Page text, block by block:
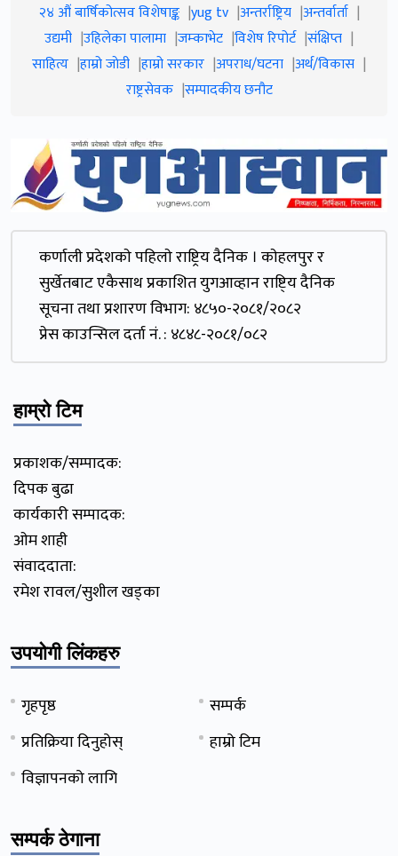
२४ औं बार्षिकोत्सव विशेषाङ्क yug tv अन्तर्राष्ट्रिय अन्तर्वार्ता
उद्यमी उहिलेका पालामा जम्काभेट विशेष रिपोर्ट संक्षिप्त
साहित्य हाम्रो जाेडी हाम्रो सरकार अपराध/घटना अर्थ/विकास
राष्ट्रसेवक सम्पादकीय छनौट
कर्णाली प्रदेशकाे पहिलाे राष्ट्रिय दैनिक । काेहलपुर र
सुर्खेतबाट एकैसाथ प्रकाशित युगआव्हान राष्टि्य दैनिक
सूचना तथा प्रशारण विभाग: ४८५०-२०८१/२०८२
प्रेस काउन्सिल दर्ता नं. : ४८४८-२०८१/०८२
हाम्रो टिम
प्रकाशक/सम्पादक:
दिपक बुढा
कार्यकारी सम्पादक:
ओम शाही
संवाददाता:
रमेश रावल/सुशील खड्का
उपयोगी लिंकहरु
गृहपृष्ठ
सम्पर्क
प्रतिक्रिया दिनुहोस्
हाम्रो टिम
विज्ञापनको लागि
सम्पर्क ठेगाना